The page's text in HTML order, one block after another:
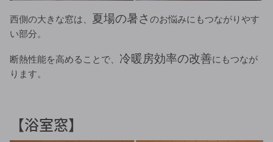
西側の大きな窓は、 夏場の暑さ のお悩みにもつながりやす
い部分。
断熱性能を高めることで、 冷暖房効率の改善にもつなが
ります。
【浴室窓】